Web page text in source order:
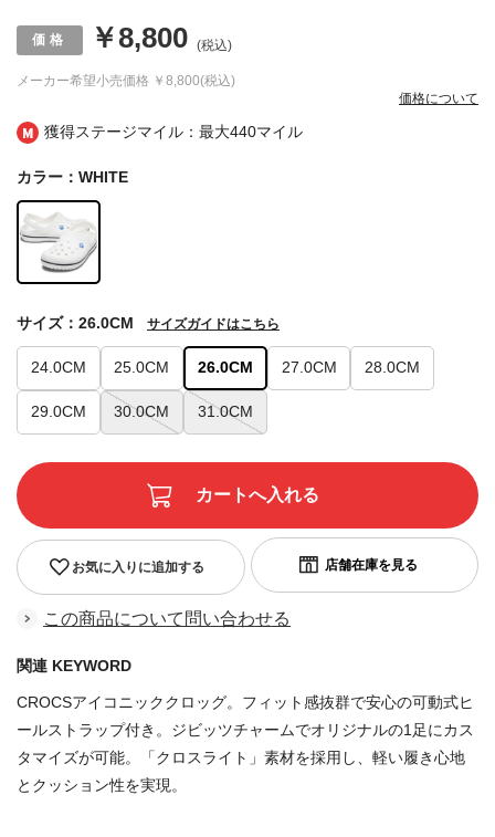
獲得ステージマイル：最大440マイル
メーカー希望小売価格 ￥8,800(税込)
￥8,800 (税込)
価格について
カラー：WHITE
24.0CM 25.0CM 26.0CM 27.0CM 28.0CM
29.0CM 30.0CM 31.0CM
サイズ：26.0CM サイズガイドはこちら
お気に入りに追加する
この商品について問い合わせる
関連 KEYWORD
CROCSアイコニッククロッグ。フィット感抜群で安心の可動式ヒ
ールストラップ付き。ジビッツチャームでオリジナルの1足にカス
タマイズが可能。「クロスライト」素材を採用し、軽い履き心地
とクッション性を実現。